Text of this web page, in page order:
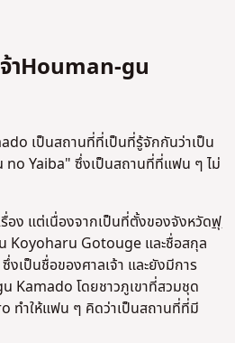
าHouman-gu
เป็นสถานที่ที่เป็นที่รู้จักกันว่าเป็น
Yaiba" ซึ่งเป็นสถานที่ที่แฟน ๆ ไม่
อง แต่เนื่องจากเป็นที่ตั้งของจังหวัดฟุ
Koyoharu Gotouge และชื่อสกุล
เป็นชื่อของศาลเจ้า และยังมีการ
Kamado โดยชาวภูเขาที่สวมชุด
ทำให้แฟน ๆ คิดว่าเป็นสถานที่ที่มี